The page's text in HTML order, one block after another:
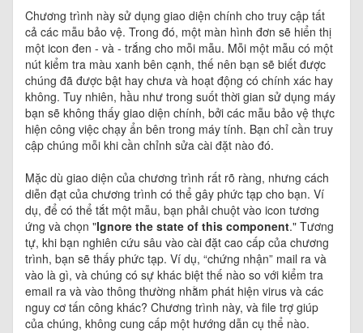
Chương trình này sử dụng giao diện chính cho truy cập tất
cả các mẫu bảo vệ. Trong đó, một màn hình đơn sẽ hiển thị
một icon đen - và - trắng cho mỗi mẫu. Mỗi một mẫu có một
nút kiểm tra màu xanh bên cạnh, thế nên bạn sẽ biết được
chúng đã được bật hay chưa và hoạt động có chính xác hay
không. Tuy nhiên, hầu như trong suốt thời gian sử dụng máy
bạn sẽ không thấy giao diện chính, bởi các mẫu bảo vệ thực
hiện công việc chạy ẩn bên trong máy tính. Bạn chỉ cần truy
cập chúng mỗi khi cần chỉnh sửa cài đặt nào đó.
Mặc dù giao diện của chương trình rất rõ ràng, nhưng cách
diễn đạt của chương trình có thể gây phức tạp cho bạn. Ví
dụ, để có thể tắt một mẫu, bạn phải chuột vào icon tương
ứng và chọn "Ignore the state of this component." Tương
tự, khi bạn nghiên cứu sâu vào cài đặt cao cấp của chương
trình, bạn sẽ thấy phức tạp. Ví dụ, “chứng nhận” mail ra và
vào là gì, và chúng có sự khác biệt thế nào so với kiểm tra
email ra và vào thông thường nhằm phát hiện virus và các
nguy cơ tấn công khác? Chương trình này, và file trợ giúp
của chúng, không cung cấp một hướng dẫn cụ thể nào.